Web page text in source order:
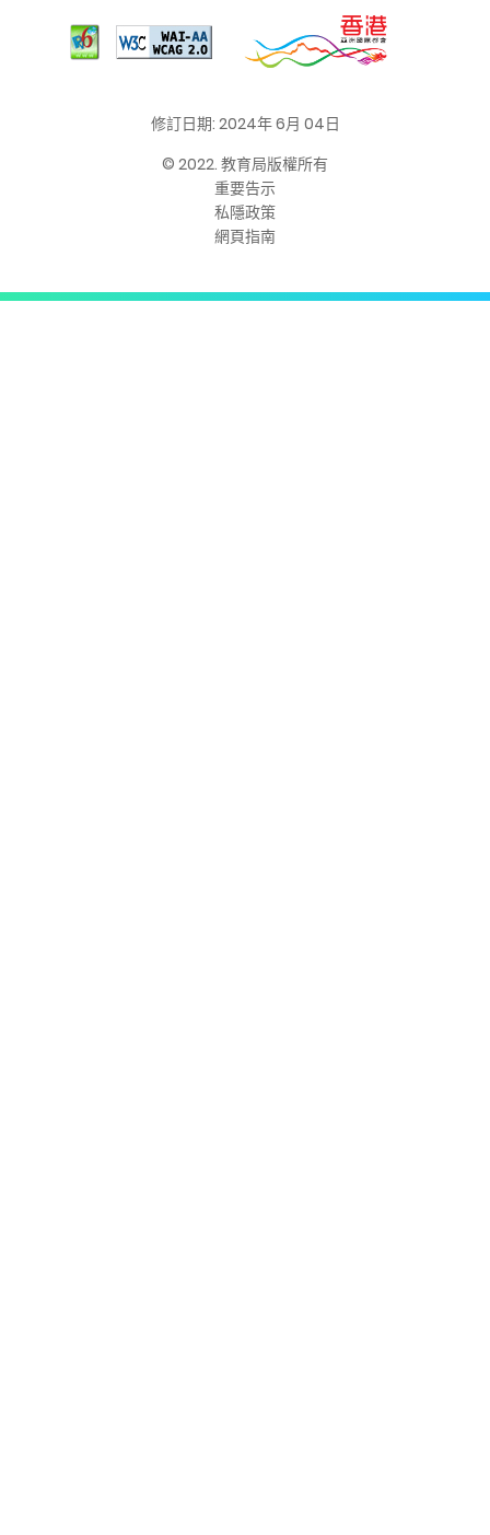
修訂日期: 2024年 6月 04日
© 2022. 教育局版權所有
重要告示
私隱政策
網頁指南